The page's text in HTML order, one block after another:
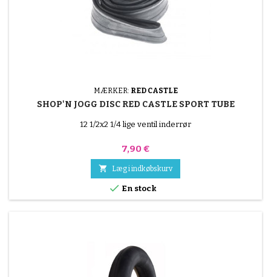
MÆRKER: RED CASTLE
SHOP'N JOGG DISC RED CASTLE SPORT TUBE
12 1/2x2 1/4 lige ventil inderrør
Pris
7,90 €
 Læg i indkøbskurv
 En stock